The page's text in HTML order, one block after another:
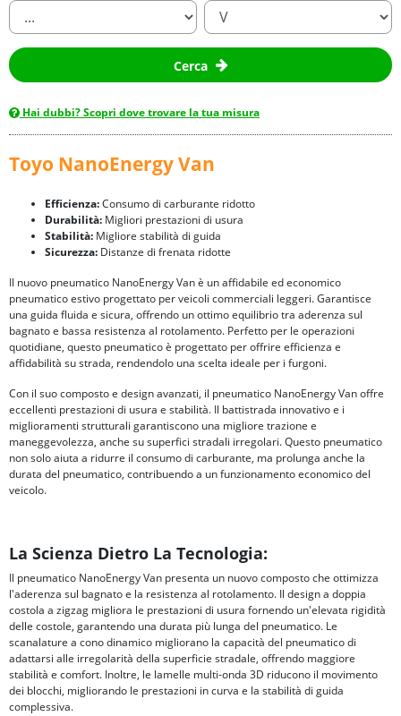
Cerca
Hai dubbi? Scopri dove trovare la tua misura
Toyo NanoEnergy Van
Efficienza:Consumo di carburante ridotto
Durabilità: Migliori prestazioni di usura
Stabilità: Migliore stabilità di guida
Sicurezza: Distanze di frenata ridotte
Il nuovo pneumatico NanoEnergy Van è un affidabile ed economico
pneumatico estivo progettato per veicoli commerciali leggeri. Garantisce
una guida fluida e sicura, offrendo un ottimo equilibrio tra aderenza sul
bagnato e bassa resistenza al rotolamento. Perfetto per le operazioni
quotidiane, questo pneumatico è progettato per offrire efficienza e
affidabilità su strada, rendendolo una scelta ideale per i furgoni.
Con il suo composto e design avanzati, il pneumatico NanoEnergy Van offre
eccellenti prestazioni di usura e stabilità. Il battistrada innovativo e i
miglioramenti strutturali garantiscono una migliore trazione e
maneggevolezza, anche su superfici stradali irregolari. Questo pneumatico
non solo aiuta a ridurre il consumo di carburante, ma prolunga anche la
durata del pneumatico, contribuendo a un funzionamento economico del
veicolo.
La Scienza Dietro La Tecnologia:
Il pneumatico NanoEnergy Van presenta un nuovo composto che ottimizza
l'aderenza sul bagnato e la resistenza al rotolamento. Il design a doppia
costola a zigzag migliora le prestazioni di usura fornendo un'elevata rigidità
delle costole, garantendo una durata più lunga del pneumatico. Le
scanalature a cono dinamico migliorano la capacità del pneumatico di
adattarsi alle irregolarità della superficie stradale, offrendo maggiore
stabilità e comfort. Inoltre, le lamelle multi-onda 3D riducono il movimento
dei blocchi, migliorando le prestazioni in curva e la stabilità di guida
complessiva.